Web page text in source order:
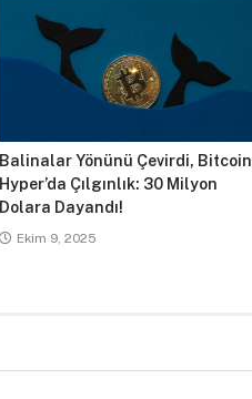
Balinalar Yönünü Çevirdi, Bitcoin
Hyper’da Çılgınlık: 30 Milyon
Dolara Dayandı!
Ekim 9, 2025